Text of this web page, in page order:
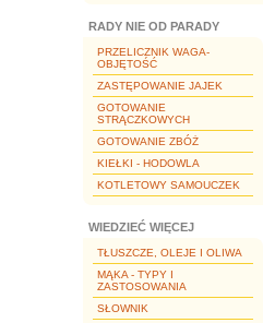
RADY NIE OD PARADY
PRZELICZNIK WAGA-
OBJĘTOŚĆ
ZASTĘPOWANIE JAJEK
GOTOWANIE
STRĄCZKOWYCH
GOTOWANIE ZBÓŻ
KIEŁKI - HODOWLA
KOTLETOWY SAMOUCZEK
WIEDZIEĆ WIĘCEJ
TŁUSZCZE, OLEJE I OLIWA
MĄKA - TYPY I
ZASTOSOWANIA
SŁOWNIK